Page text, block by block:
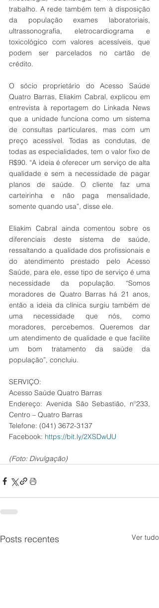
trabalho. A rede também tem à disposição
da população exames laboratoriais,
ultrassonografia, eletrocardiograma e
toxicológico com valores acessíveis, que
podem ser parcelados no cartão de
crédito.
O sócio proprietário do Acesso Saúde
Quatro Barras, Eliakim Cabral, explicou em
entrevista à reportagem do Linkada News
que a unidade funciona como um sistema
de consultas particulares, mas com um
preço acessível. Todas as condutas, de
todas as especialidades, tem o valor fixo de
R$90. “A ideia é oferecer um serviço de alta
qualidade e sem a necessidade de pagar
planos de saúde. O cliente faz uma
carteirinha e não paga mensalidade,
somente quando usa”, disse ele.
Eliakim Cabral ainda comentou sobre os
diferenciais deste sistema de saúde,
ressaltando a qualidade dos profissionais e
do atendimento prestado pelo Acesso
Saúde, para ele, esse tipo de serviço é uma
necessidade da população. “Somos
moradores de Quatro Barras há 21 anos,
então a ideia da clínica surgiu também de
uma necessidade que nós, como
moradores, percebemos. Queremos dar
um atendimento de qualidade e que facilite
um bom tratamento da saúde da
população”, concluiu.
SERVIÇO:
Acesso Saúde Quatro Barras
Endereço: Avenida São Sebastião, nº233,
Centro – Quatro Barras
Telefone: (041) 3672-3137
Facebook: https://bit.ly/2XSDwUU
(Foto: Divulgação)
Posts recentes Ver tudo